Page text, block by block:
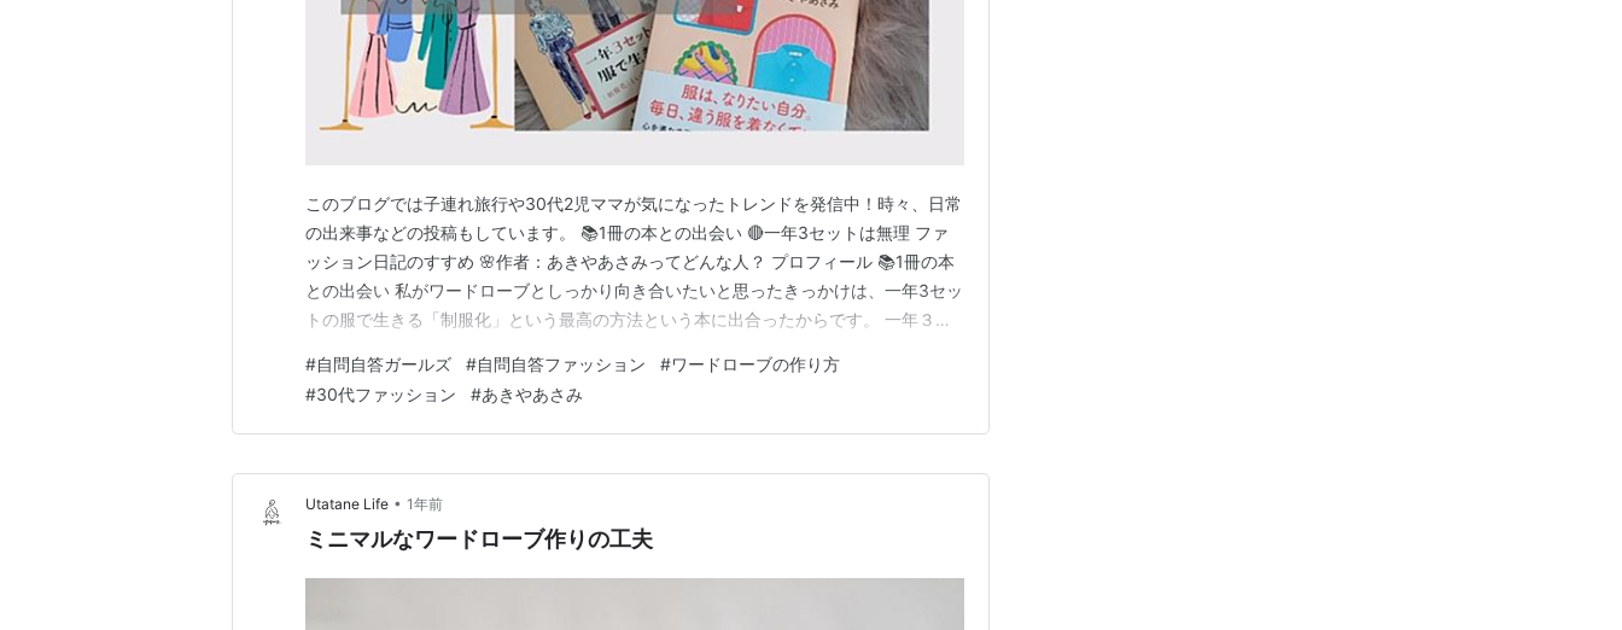
このブログでは子連れ旅行や30代2児ママが気になったトレンドを発信中！時々、日常
の出来事などの投稿もしています。 📚1冊の本との出会い 🔴一年3セットは無理 ファ
ッション日記のすすめ 🌸作者：あきやあさみってどんな人？ プロフィール 📚1冊の本
との出会い 私がワードローブとしっかり向き合いたいと思ったきっかけは、一年3セッ
トの服で生きる「制服化」という最高の方法という本に出合ったからです。 一年３セ
冬舎 Amazon この本の作者あきやあさみさんは自分の考えを押し付けずたくさんのヒ
ントを与えてくれました。 ミ…
#自問自答ガールズ #自問自答ファッション #ワードローブの作り方
#30代ファッション #あきやあさみ
Utatane Life • 1年前
ミニマルなワードローブ作りの工夫